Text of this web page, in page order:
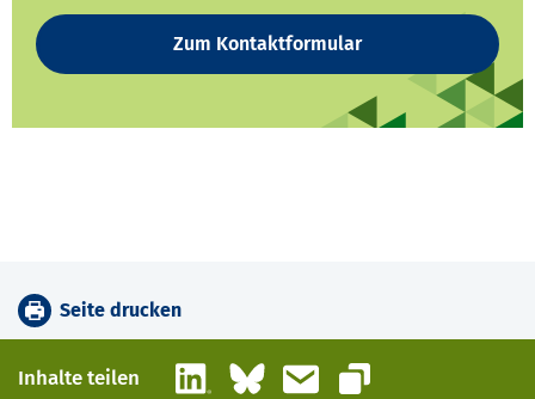
Zum Kontaktformular
Seite drucken
Inhalte teilen LinkedInBlueskyE-Mail
Link kopieren